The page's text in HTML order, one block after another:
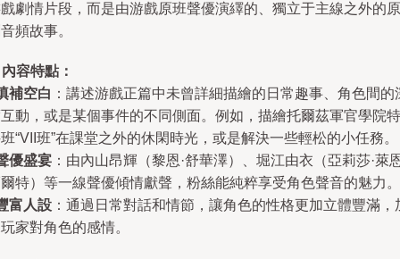
劇情片段，而是由游戲原班聲優演繹的、獨立于主線之外的原
頻故事。
容特點：
補空白 ：講述游戲正篇中未曾詳細描繪的日常趣事、角色間的
動，或是某個事件的不同側面。例如，描繪托爾茲軍官學院特
“VII班”在課堂之外的休閑時光，或是解決一些輕松的小任務。
優盛宴 ：由內山昂輝（黎恩·舒華澤）、堀江由衣（亞莉莎·萊
特）等一線聲優傾情獻聲，粉絲能純粹享受角色聲音的魅力。
富人設 ：通過日常對話和情節，讓角色的性格更加立體豐滿，
家對角色的感情。